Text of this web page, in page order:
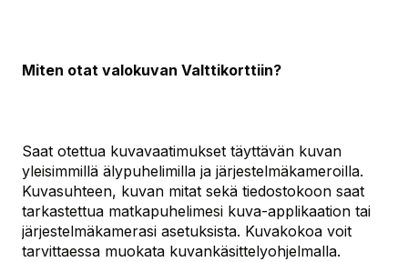
Miten otat valokuvan Valttikorttiin?
Saat otettua kuvavaatimukset täyttävän kuvan
yleisimmillä älypuhelimilla ja järjestelmäkameroilla.
Kuvasuhteen, kuvan mitat sekä tiedostokoon saat
tarkastettua matkapuhelimesi kuva-applikaation tai
järjestelmäkamerasi asetuksista. Kuvakokoa voit
tarvittaessa muokata kuvankäsittelyohjelmalla.